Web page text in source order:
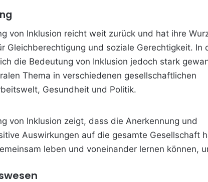
von Inklusion reicht weit zurück und hat ihre
Gleichberechtigung und soziale Gerechtigkeit. In
die Bedeutung von Inklusion jedoch stark
Thema in verschiedenen gesellschaftlichen
Gesundheit und Politik.
von Inklusion zeigt, dass die Anerkennung und
Auswirkungen auf die gesamte Gesellschaft
leben und voneinander lernen können,